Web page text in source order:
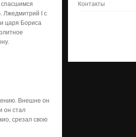
Лжедмитрий I с
царя Бориса
Внешне он
он стал
срезал свою
Контакты